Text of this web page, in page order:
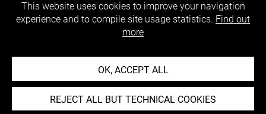
This website uses cookies to improve your navigation
experience and to compile site usage statistics. Find out
more
OK, ACCEPT ALL
REJECT ALL BUT TECHNICAL COOKIES